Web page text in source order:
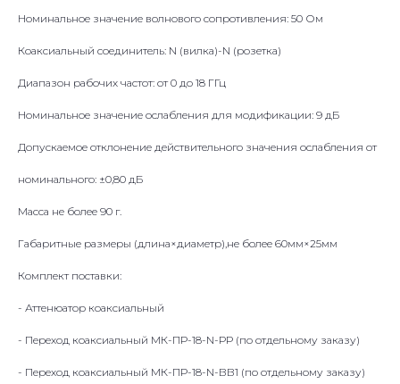
Номинальное значение волнового сопротивления: 50 Ом
Коаксиальный соединитель: N (вилка)-N (розетка)
Диапазон рабочих частот: от 0 до 18 ГГц
Номинальное значение ослабления для модификации: 9 дБ
Допускаемое отклонение действительного значения ослабления от
номинального: ±0,80 дБ
Масса не более 90 г.
Габаритные размеры (длина×диаметр),не более 60мм×25мм
Комплект поставки:
- Аттенюатор коаксиальный
- Переход коаксиальный МК-ПР-18-N-РР (по отдельному заказу)
- Переход коаксиальный МК-ПР-18-N-ВВ1 (по отдельному заказу)